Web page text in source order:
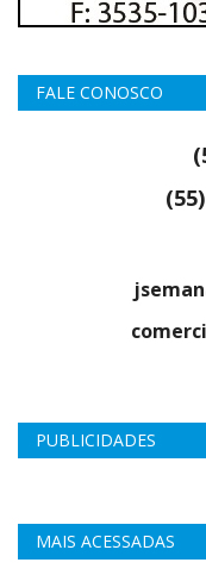
FALE CONOSCO
PUBLICIDADES
MAIS ACESSADAS